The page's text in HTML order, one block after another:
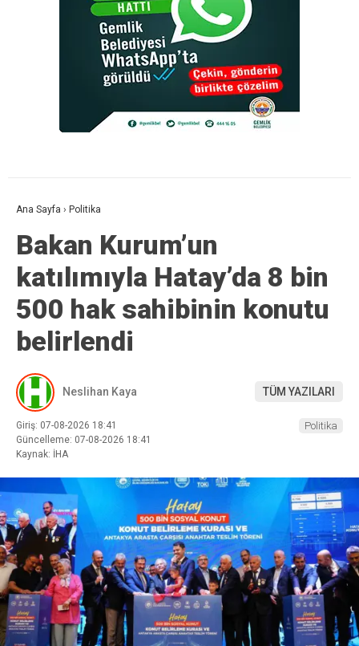
Ana Sayfa › Politika
Bakan Kurum’un
katılımıyla Hatay’da 8 bin
500 hak sahibinin konutu
belirlendi
Neslihan Kaya TÜM YAZILARI
Giriş: 07-08-2026 18:41
Güncelleme: 07-08-2026 18:41
Kaynak: İHA
Politika